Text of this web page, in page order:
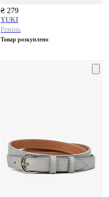
₴ 279
YUKI
Ремінь
Товар розкуплено